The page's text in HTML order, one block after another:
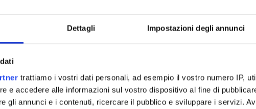
Dettagli Impostazioni degli annunci
trattiamo i vostri dati personali, ad esempio il vostro numero IP,
e accedere alle informazioni sul vostro dispositivo al fine di
gli annunci e i contenuti, ricercare il pubblico e sviluppare i servizi.